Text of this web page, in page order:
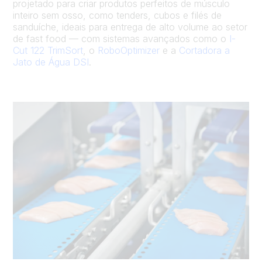
projetado para criar produtos perfeitos de músculo
inteiro sem osso, como tenders, cubos e filés de
sanduíche, ideais para entrega de alto volume ao setor
de fast food — com sistemas avançados como o I-
Cut 122 TrimSort , o RoboOptimizer e a Cortadora a
Jato de Água DSI.